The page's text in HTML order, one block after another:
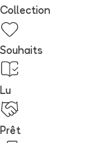
Collection
Souhaits
Lu
Prêt